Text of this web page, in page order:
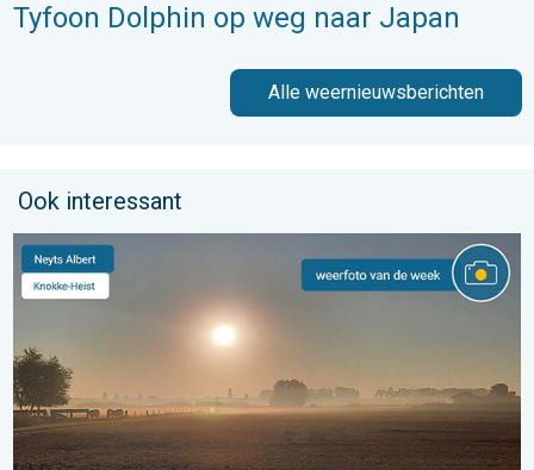
Tyfoon Dolphin op weg naar Japan
Alle weernieuwsberichten
Ook interessant
De weerfoto van de week. Weer&Radar uploader. . . zaterdag